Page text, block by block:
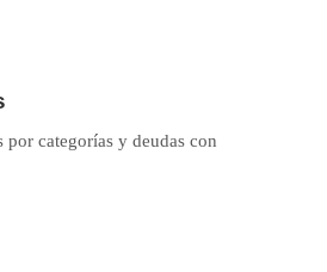
por categorías y deudas con